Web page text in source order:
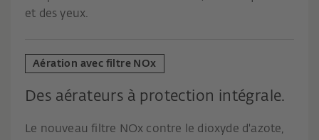
et des yeux.
Aération avec filtre NOx
Des aérateurs à protection intégrale.
Le nouveau filtre NOx contre le dioxyde d'azote,